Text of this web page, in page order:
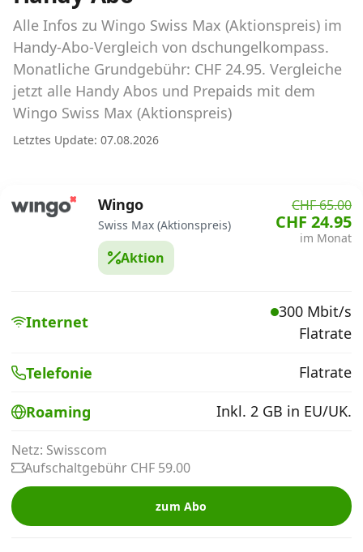
Abos für Tablets, Hotspots und Smart
Watches
Tarifrechner Handy-Abo
Der gute alte Tarifrechner im neuen Design
Infos
Mobilfunknetz Schweiz
Roaming-Tarife abfragen
Handy-Abo kündigen oder
Alle Mobile-Vergleiche
Kombi-Angebote
Alle Infos zu Wingo Swiss Max (Aktionspreis) im
Handy-Abo-Vergleich von dschungelkompass.
Monatliche Grundgebühr: CHF 24.95. Vergleiche
jetzt alle Handy Abos und Prepaids mit dem
Wingo Swiss Max (Aktionspreis)
Letztes Update: 07.08.2026
Wingo
Swiss Max (Aktionspreis)
Aktion
CHF 65.00
CHF 24.95
im Monat
Internet
300 Mbit/s
Flatrate
Telefonie Flatrate
Roaming Inkl. 2 GB in EU/UK.
Netz: Swisscom
Aufschaltgebühr CHF 59.00
zum Abo